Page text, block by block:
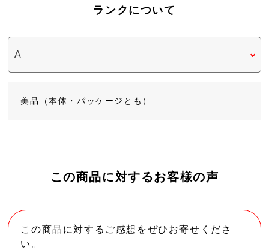
ランクについて
美品（本体・パッケージとも）
この商品に対するお客様の声
この商品に対するご感想をぜひお寄せくださ
い。